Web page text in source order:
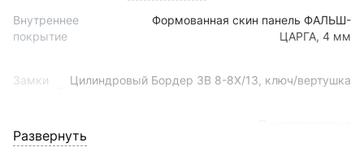
Внутреннее
покрытие
Формованная скин панель ФАЛЬШ-
ЦАРГА, 4 мм
Замки Цилиндровый Бордер ЗВ 8-8Х/13, ключ/вертушка
Развернуть